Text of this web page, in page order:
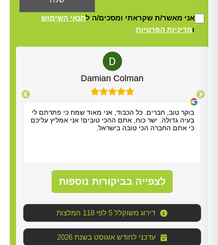
אני מאשר/ת שקראתי ומסכים/ה לתנאי השימוש
ומדיניות הפרטיות
מנריה לויאני. הוא
מהר ונתן לנו הסברים
בוקר טוב, חברים. כל הכבוד, אני
בעיה גדולה. ישר כוח, אתם ההכי
כי אתם החברה הכי טובה בישראל.
לצפייה בביקורות נוספות
דירוג משוקלל 5 לפי 118 המלצות
2026 עדכני לחודש אוגוסט בשנת